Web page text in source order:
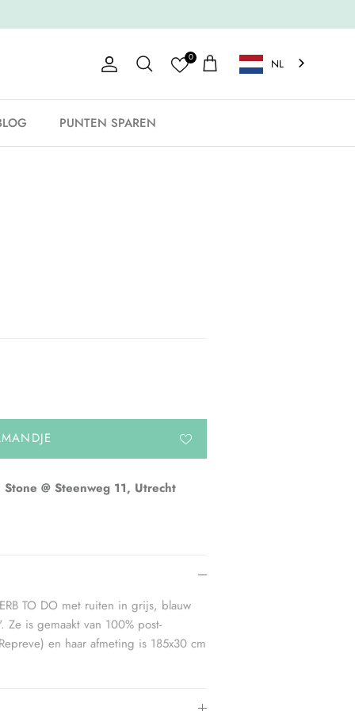
Account
Zoeken
0
Winkelwagen NL
PUNTEN SPAREN
Stone @ Steenweg 11, Utrecht
TO DO met ruiten in grijs, blauw
is gemaakt van 100% post-
en haar afmeting is 185x30 cm